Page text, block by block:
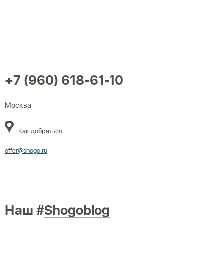
+7 (960) 618-61-10
Москва
Как добраться
offer@shogo.ru
Наш #Shogoblog